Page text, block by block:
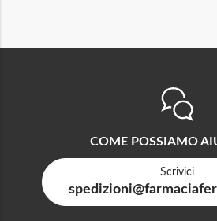
COME POSSIAMO
Scrivici